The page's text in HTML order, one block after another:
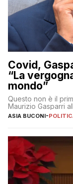
Covid,
“La
mondo”
Questo non è il
Maurizio Gasparri
ASIA BUCONI-